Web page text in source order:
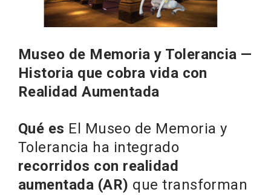
Museo de Memoria y Tolerancia —
Historia que cobra vida con
Realidad Aumentada
Qué es El Museo de Memoria y
Tolerancia ha integrado
recorridos con realidad
aumentada (AR) que transforman